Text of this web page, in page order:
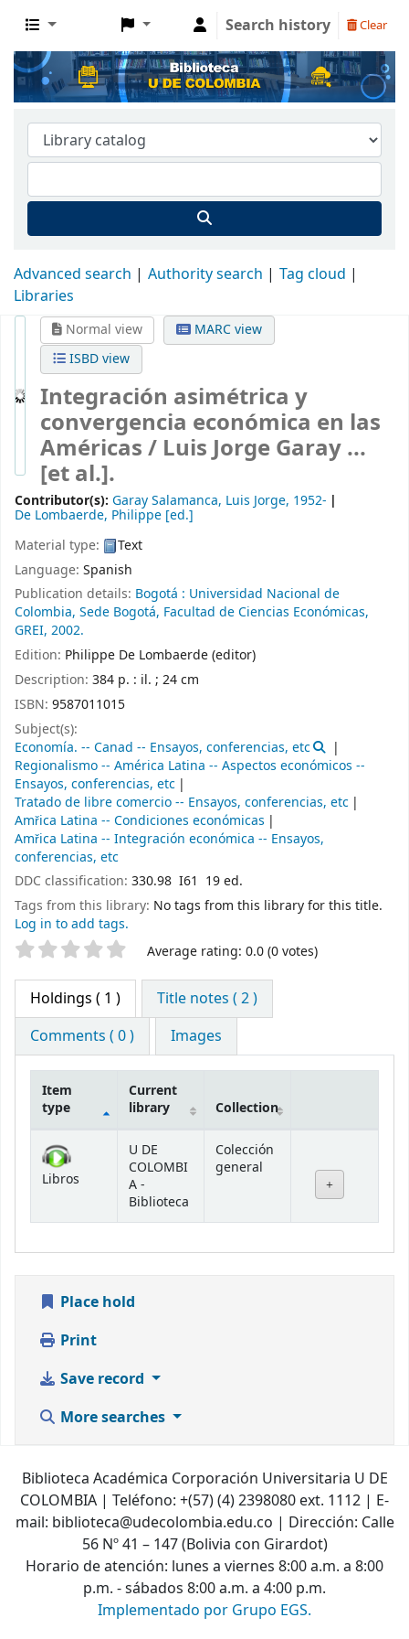
Search history Clear
Advanced search Authority search
Tag cloud
Libraries
Normal view
MARC view
ISBD view
Integración asimétrica y
convergencia económica en las
Américas / Luis Jorge Garay ...
[et al.].
Contributor(s): Garay Salamanca, Luis Jorge, 1952-
De Lombaerde, Philippe [ed.]
Material type:
Text
Language: Spanish
Publication details: Bogotá : Universidad Nacional de
Colombia, Sede Bogotá, Facultad de Ciencias Económicas,
GREI, 2002.
Edition: Philippe De Lombaerde (editor)
Description: 384 p. : il. ; 24 cm
ISBN: 9587011015
Subject(s):
Economía. -- Canad -- Ensayos, conferencias, etc
Regionalismo -- América Latina -- Aspectos económicos --
Ensayos, conferencias, etc
Tratado de libre comercio -- Ensayos, conferencias, etc
Amřica Latina -- Condiciones económicas
Amřica Latina -- Integración económica -- Ensayos,
conferencias, etc
DDC classification: 330.98 I61 19 ed.
Tags from this library: No tags from this library for this title.
Log in to add tags.
Star ratings Average rating: 0.0 (0 votes)
Holdings ( 1 )
Title notes ( 2 )
Comments ( 0 )
Images
Holdings
Item
type
Current
library
Collection
Libros
U DE
COLOMBI
A -
Biblioteca
Colección
general
Place hold
Print
Save record
More searches
Biblioteca Académica Corporación Universitaria U DE
COLOMBIA | Teléfono: +(57) (4) 2398080 ext. 1112 | E-
mail: biblioteca@udecolombia.edu.co | Dirección: Calle
56 Nº 41 – 147 (Bolivia con Girardot)
Horario de atención: lunes a viernes 8:00 a.m. a 8:00
p.m. - sábados 8:00 a.m. a 4:00 p.m.
Implementado por Grupo EGS.